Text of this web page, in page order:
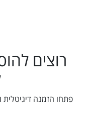
רוצים
פתחו הזמנה